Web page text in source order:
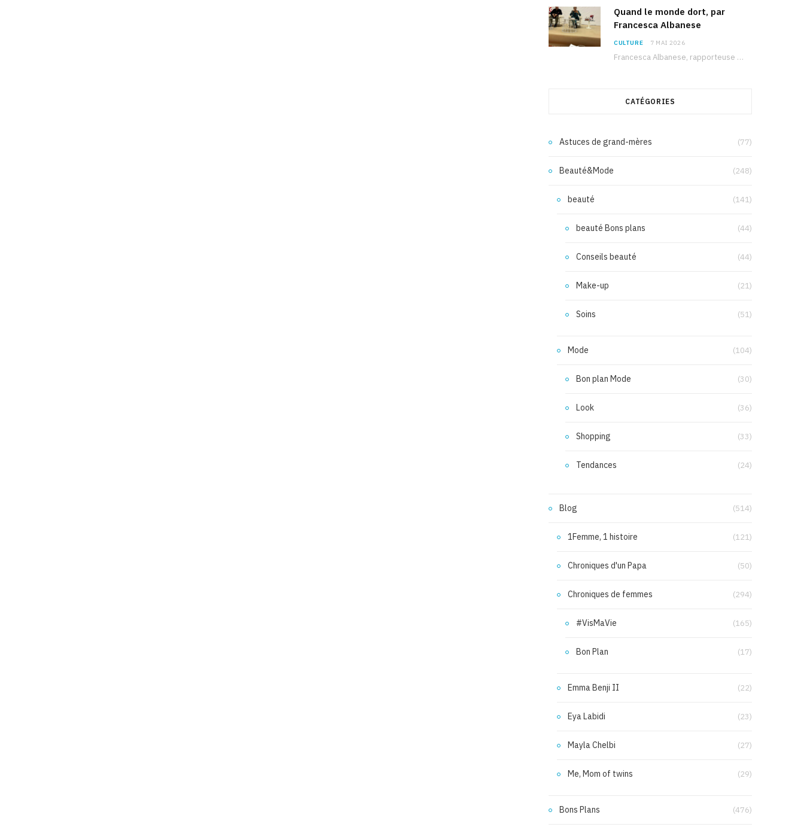
Quand le monde dort, par
Francesca Albanese
CULTURE 7 MAI 2026
Francesca Albanese, rapporteuse spéciale de l’ONU sur les territoires palestiniens occupés, était à Tunis pour…
CATÉGORIES
Astuces de grand-mères (77)
Beauté&Mode (248)
beauté (141)
beauté Bons plans (44)
Conseils beauté (44)
Make-up (21)
Soins (51)
Mode (104)
Bon plan Mode (30)
Look (36)
Shopping (33)
Tendances (24)
Blog (514)
1Femme, 1 histoire (121)
Chroniques d'un Papa (50)
Chroniques de femmes (294)
#VisMaVie (165)
Bon Plan (17)
Emma Benji II (22)
Eya Labidi (23)
Mayla Chelbi (27)
Me, Mom of twins (29)
Bons Plans (476)